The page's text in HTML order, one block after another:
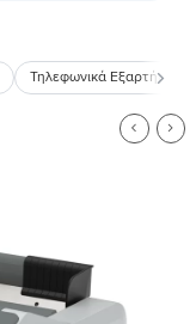
Τηλεφωνικά Εξαρτήματα
Προσθήκη
στη Λίστα